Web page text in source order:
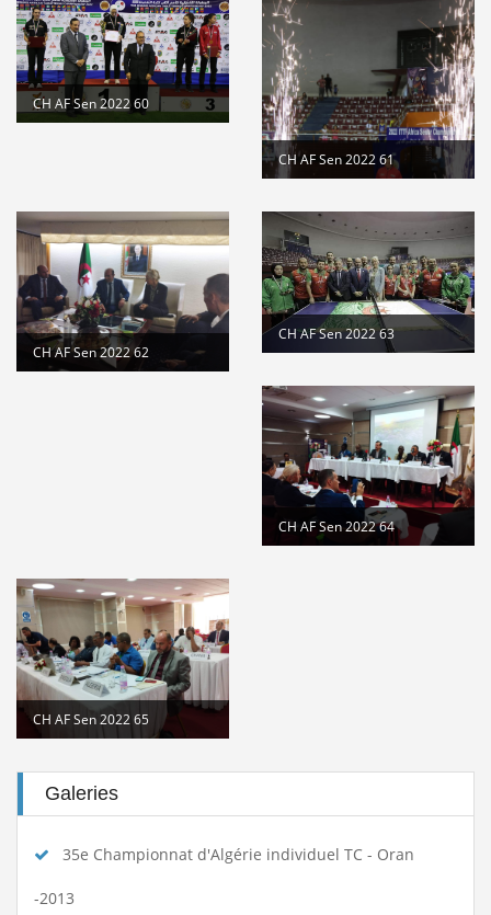
CH AF Sen 2022 60
CH AF Sen 2022 61
CH AF Sen 2022 62
CH AF Sen 2022 63
CH AF Sen 2022 64
CH AF Sen 2022 65
Galeries
35e Championnat d'Algérie individuel TC - Oran
-2013